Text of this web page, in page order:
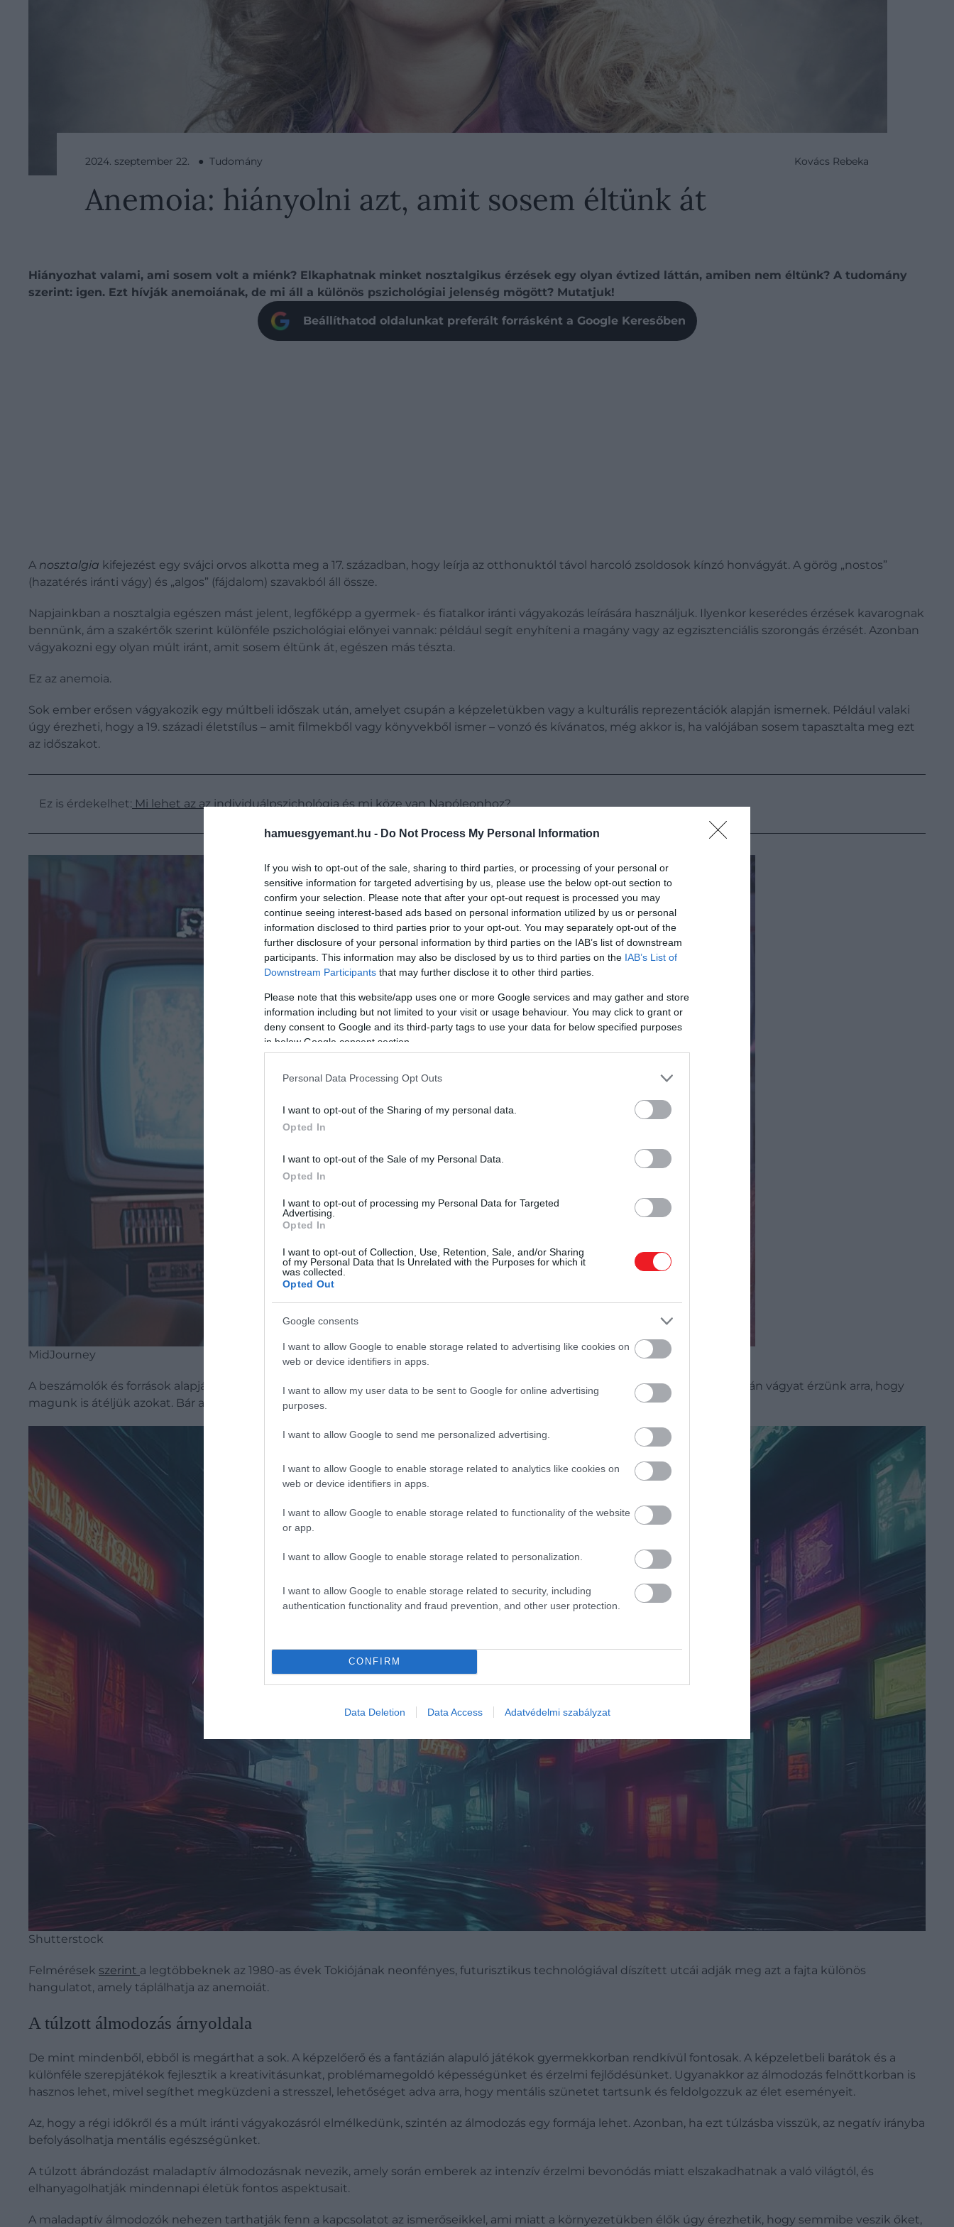
hamuesgyemant.hu - Do Not Process My Personal Information
If you wish to opt-out of the sale, sharing to third parties, or processing of your personal or
sensitive information for targeted advertising by us, please use the below opt-out section to
confirm your selection. Please note that after your opt-out request is processed you may
continue seeing interest-based ads based on personal information utilized by us or personal
information disclosed to third parties prior to your opt-out. You may separately opt-out of the
further disclosure of your personal information by third parties on the IAB’s list of downstream
participants. This information may also be disclosed by us to third parties on the IAB’s List of
Downstream Participants that may further disclose it to other third parties.
Please note that this website/app uses one or more Google services and may gather and store
information including but not limited to your visit or usage behaviour. You may click to grant or
deny consent to Google and its third-party tags to use your data for below specified purposes
in below Google consent section.
Personal Data Processing Opt Outs
I want to opt-out of the Sharing of my personal data.
Opted In
I want to opt-out of the Sale of my Personal Data.
Opted In
I want to opt-out of processing my Personal Data for Targeted
Advertising.
Opted In
I want to opt-out of Collection, Use, Retention, Sale, and/or Sharing
of my Personal Data that Is Unrelated with the Purposes for which it
was collected.
Opted Out
Google consents
I want to allow Google to enable storage related to advertising like cookies on
web or device identifiers in apps.
I want to allow my user data to be sent to Google for online advertising
purposes.
I want to allow Google to send me personalized advertising.
I want to allow Google to enable storage related to analytics like cookies on
web or device identifiers in apps.
I want to allow Google to enable storage related to functionality of the website
or app.
I want to allow Google to enable storage related to personalization.
I want to allow Google to enable storage related to security, including
authentication functionality and fraud prevention, and other user protection.
CONFIRM
Data Deletion Data Access Adatvédelmi szabályzat
2024. szeptember 22. ● Tudomány Kovács Rebeka
Anemoia: hiányolni azt, amit sosem éltünk át
Hiányozhat valami, ami sosem volt a miénk? Elkaphatnak minket nosztalgikus érzések egy olyan évtized láttán, amiben nem éltünk? A tudomány
szerint: igen. Ezt hívják anemoiának, de mi áll a különös pszichológiai jelenség mögött? Mutatjuk!
Beállíthatod oldalunkat preferált forrásként a Google Keresőben
A nosztalgia kifejezést egy svájci orvos alkotta meg a 17. században, hogy leírja az otthonuktól távol harcoló zsoldosok kínzó honvágyát. A görög „nostos”
(hazatérés iránti vágy) és „algos” (fájdalom) szavakból áll össze.
Napjainkban a nosztalgia egészen mást jelent, legfőképp a gyermek- és fiatalkor iránti vágyakozás leírására használjuk. Ilyenkor keserédes érzések kavarognak
bennünk, ám a szakértők szerint különféle pszichológiai előnyei vannak: például segít enyhíteni a magány vagy az egzisztenciális szorongás érzését. Azonban
vágyakozni egy olyan múlt iránt, amit sosem éltünk át, egészen más tészta.
Ez az anemoia.
Sok ember erősen vágyakozik egy múltbeli időszak után, amelyet csupán a képzeletükben vagy a kulturális reprezentációk alapján ismernek. Például valaki
úgy érezheti, hogy a 19. századi életstílus – amit filmekből vagy könyvekből ismer – vonzó és kívánatos, még akkor is, ha valójában sosem tapasztalta meg ezt
az időszakot.
Ez is érdekelhet: Mi lehet az az individuálpszichológia és mi köze van Napóleonhoz?
MidJourney
A beszámolók és források alapján az elménk szimulációt hoz létre arról, hogy milyenek lehettek azok a helyek vagy idők, és ezután vágyat érzünk arra, hogy
magunk is átéljük azokat. Bár a kutatók úgy vélik, ez akkor valószínűbb, ha elégedetlenek vagyunk a jelenlegi helyzetünkkel.
Shutterstock
Felmérések szerint a legtöbbeknek az 1980-as évek Tokiójának neonfényes, futurisztikus technológiával díszített utcái adják meg azt a fajta különös
hangulatot, amely táplálhatja az anemoiát.
A túlzott álmodozás árnyoldala
De mint mindenből, ebből is megárthat a sok. A képzelőerő és a fantázián alapuló játékok gyermekkorban rendkívül fontosak. A képzeletbeli barátok és a
különféle szerepjátékok fejlesztik a kreativitásunkat, problémamegoldó képességünket és érzelmi fejlődésünket. Ugyanakkor az álmodozás felnőttkorban is
hasznos lehet, mivel segíthet megküzdeni a stresszel, lehetőséget adva arra, hogy mentális szünetet tartsunk és feldolgozzuk az élet eseményeit.
Az, hogy a régi időkről és a múlt iránti vágyakozásról elmélkedünk, szintén az álmodozás egy formája lehet. Azonban, ha ezt túlzásba visszük, az negatív irányba
befolyásolhatja mentális egészségünket.
A túlzott ábrándozást maladaptív álmodozásnak nevezik, amely során emberek az intenzív érzelmi bevonódás miatt elszakadhatnak a való világtól, és
elhanyagolhatják mindennapi életük fontos aspektusait.
A maladaptív álmodozók nehezen tarthatják fenn a kapcsolatot az ismerőseikkel, ami miatt a környezetükben élők úgy érezhetik, hogy semmibe veszik őket,